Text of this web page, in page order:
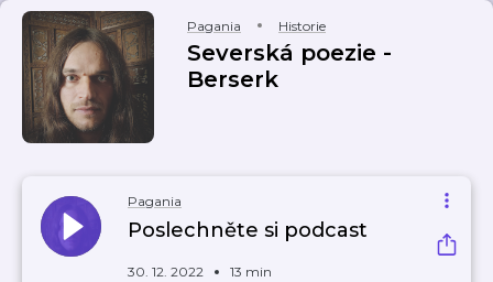
Pagania Historie
Severská poezie -
Berserk
Pagania
Poslechněte si podcast
30. 12. 2022 13 min